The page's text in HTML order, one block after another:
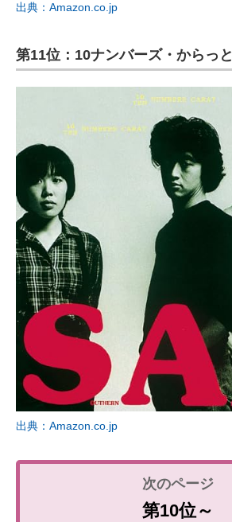
出典：Amazon.co.jp
第11位：10ナンバーズ・からっと
出典：Amazon.co.jp
第10位～